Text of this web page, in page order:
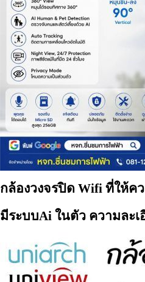
กล้องวงจรปิด Wifi ที่ให้
มีระบบAi ในตัว คว